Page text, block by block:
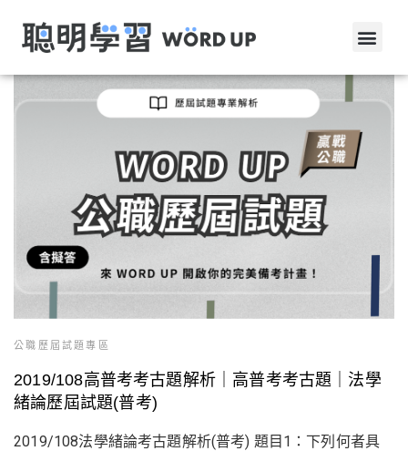
公職歷屆試題專區
2019/108高普考考古題解析｜高普考考古題｜法學
緒論歷屆試題(普考)
2019/108法學緒論考古題解析(普考) 題目1：下列何者具